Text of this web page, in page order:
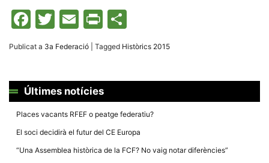
Facebook
Twitter
Email
Print
Publicat a 3a Federació Tagged Històrics 2015
Últimes notícies
Places vacants RFEF o peatge federatiu?
El soci decidirà el futur del CE Europa
“Una Assemblea històrica de la FCF? No vaig notar diferències”